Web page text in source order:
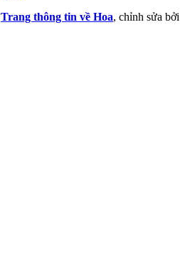
Trang thông tin về Hoa, chỉnh sửa bởi